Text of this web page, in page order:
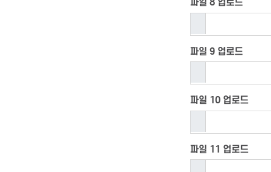
파일 8 업로드
파일 9 업로드
파일 10 업로드
파일 11 업로드